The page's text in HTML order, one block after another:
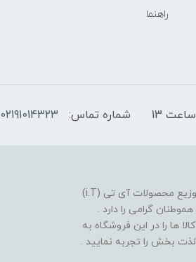
راهنما
شماره تماس: 02191014323
فروشگاه موبایل آی تی تل از سال 1380 افتخار خدمت گذاری در عرصه تولید و توزیع محصولات آی تی (i.T)
گرامی را دارد .
ها را در این فروشگاه به
لذت بخش را تجربه نمایید .